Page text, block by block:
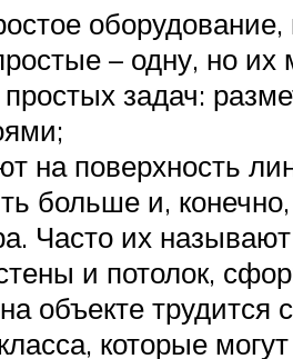
– одну, но
задач:
на поверхность
больше и,
Часто их
и потолок,
объекте
которые